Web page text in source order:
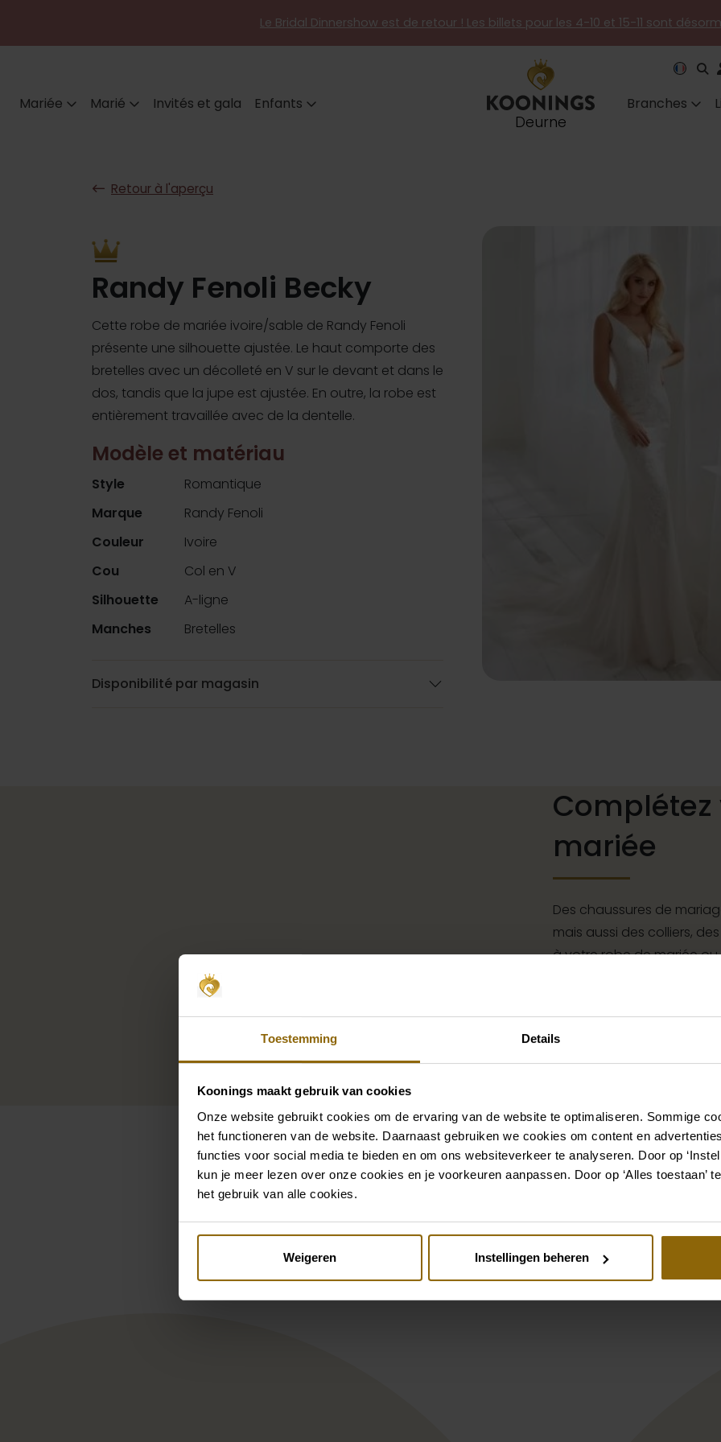
Toestemming Details
Koonings maakt gebruik van cookies
Onze website gebruikt cookies om de ervaring van de website te optimaliseren. Sommige
het functioneren van de website. Daarnaast gebruiken we cookies om content en
functies voor social media te bieden en om ons websiteverkeer te analyseren. Door op
kun je meer lezen over onze cookies en je voorkeuren aanpassen. Door op ‘Alles toestaan’
het gebruik van alle cookies.
Weigeren Instellingen beheren
Le Bridal Dinnershow est de retour ! Les billets pour les 4-10 et 15-11 sont
Mariée Marié Invités et gala Enfants
Deurne
Branches
Retour à l'aperçu
Randy Fenoli Becky
Cette robe de mariée ivoire/sable de Randy Fenoli
présente une silhouette ajustée. Le haut comporte des
bretelles avec un décolleté en V sur le devant et dans le
dos, tandis que la jupe est ajustée. En outre, la robe est
entièrement travaillée avec de la dentelle.
Modèle et matériau
Style
Romantique
Marque
Randy Fenoli
Couleur
Ivoire
Cou
Col en V
Silhouette
A-ligne
Manches
Bretelles
Disponibilité par magasin
mariée
Des chaussures de
mais aussi des colliers,
à votre robe de mariée
boutique d'accessoires
parfait pour votre robe
Voir aussi
Julia Kontogruni JK Couture 181Demetrios Destination Romance DR280T
Le Papillon par